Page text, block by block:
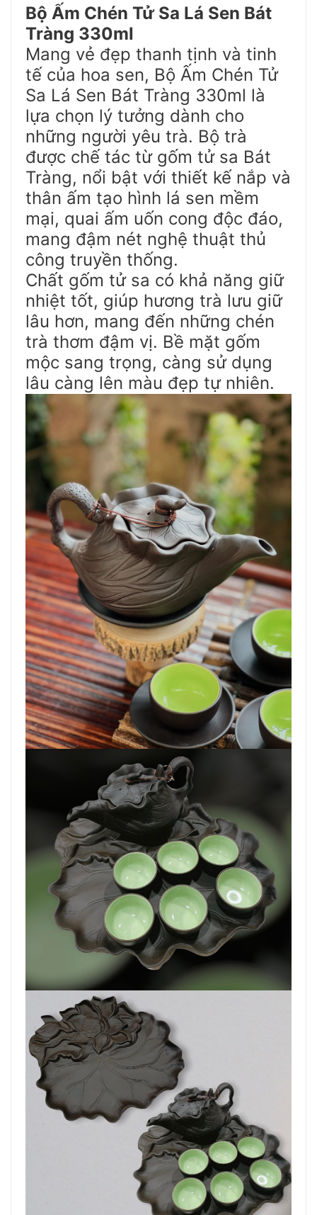
Bộ Ấm Chén Tử Sa Lá Sen Bát
Tràng 330ml
Mang vẻ đẹp thanh tịnh và tinh
tế của hoa sen, Bộ Ấm Chén Tử
Sa Lá Sen Bát Tràng 330ml là
lựa chọn lý tưởng dành cho
những người yêu trà. Bộ trà
được chế tác từ gốm tử sa Bát
Tràng, nổi bật với thiết kế nắp và
thân ấm tạo hình lá sen mềm
mại, quai ấm uốn cong độc đáo,
mang đậm nét nghệ thuật thủ
công truyền thống.
Chất gốm tử sa có khả năng giữ
nhiệt tốt, giúp hương trà lưu giữ
lâu hơn, mang đến những chén
trà thơm đậm vị. Bề mặt gốm
mộc sang trọng, càng sử dụng
lâu càng lên màu đẹp tự nhiên.